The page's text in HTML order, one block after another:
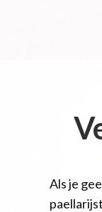
Als je